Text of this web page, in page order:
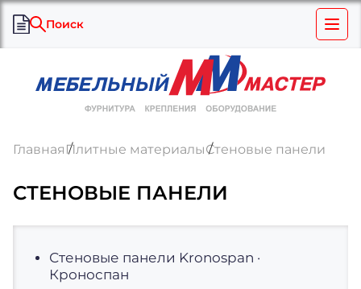
Поиск
Главная Плитные материалыСтеновые панели
СТЕНОВЫЕ ПАНЕЛИ
Стеновые панели Kronospan ·
Кроноспан